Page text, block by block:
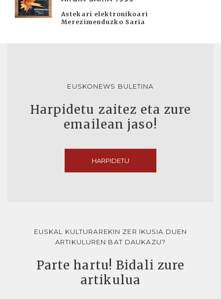
Astekari elektronikoari
Merezimenduzko Saria
EUSKONEWS BULETINA
Harpidetu zaitez eta zure
emailean jaso!
HARPIDETU
EUSKAL KULTURAREKIN ZER IKUSIA DUEN
ARTIKULUREN BAT DAUKAZU?
Parte hartu! Bidali zure
artikulua